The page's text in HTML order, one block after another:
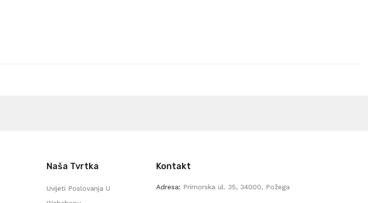
Naša Tvrtka
Uvijeti Poslovanja U
Kontakt
Adresa: Primorska ul. 35, 34000, Požega